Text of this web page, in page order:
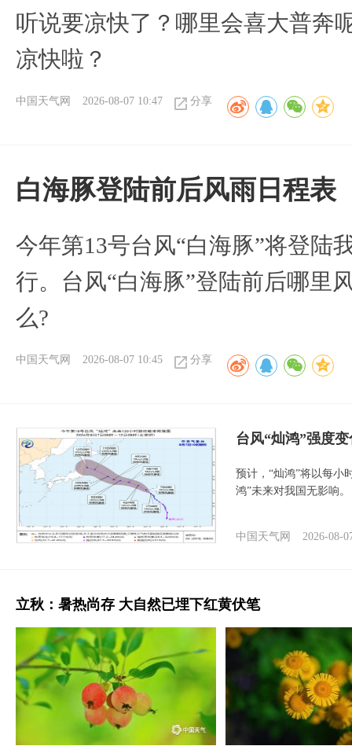
听说要凉快了？哪里会喜大普奔
凉快啦？
中国天气网 2026-08-07 10:47 分享
白海豚登陆前后风雨日程表
今年第13号台风“白海豚”将登陆
行。台风“白海豚”登陆前后哪里
么?
中国天气网 2026-08-07 10:45 分享
台风“灿鸿”强度
预计，“灿鸿”将以每小
鸿”未来对我国无影响。
中国天气网 2026-08-
立秋：暑热尚存 大自然已埋下红黄伏笔